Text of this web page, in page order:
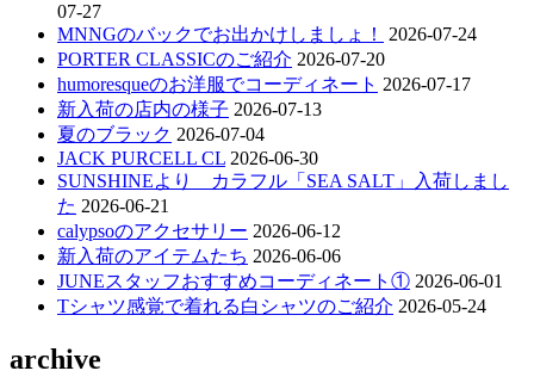
07-27
MNNGのバックでお出かけしましょ！
2026-07-24
PORTER CLASSICのご紹介 2026-07-20
humoresqueのお洋服でコーディネート 2026-07-17
新入荷の店内の様子 2026-07-13
夏のブラック 2026-07-04
JACK PURCELL CL 2026-06-30
SUNSHINEより カラフル「SEA SALT」入荷しまし
た 2026-06-21
calypsoのアクセサリー 2026-06-12
新入荷のアイテムたち 2026-06-06
JUNEスタッフおすすめコーディネート① 2026-06-01
Tシャツ感覚で着れる白シャツのご紹介 2026-05-24
archive